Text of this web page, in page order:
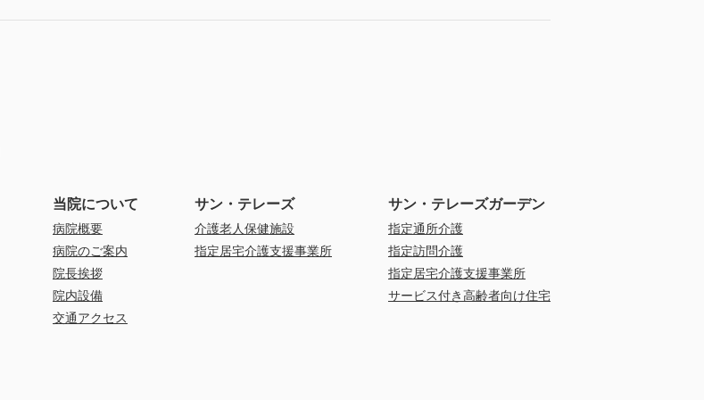
当院について
病院概要
病院のご案内
院長挨拶
院内設備
交通アクセス
サン・テレーズ
介護老人保健施設
指定居宅介護支援事業所
サン・テレーズガーデン
指定通所介護
指定訪問介護
指定居宅介護支援事業所
サービス付き高齢者向け住宅